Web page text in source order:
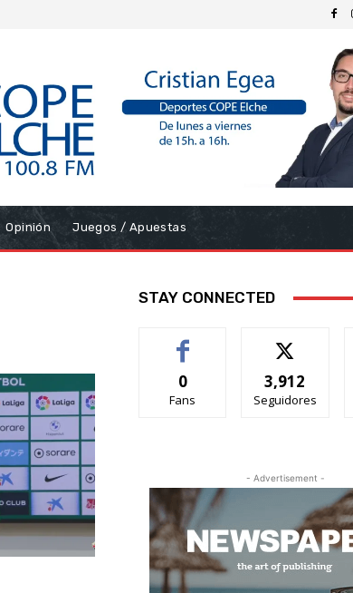
Opinión Juegos / Apuestas
STAY CONNECTED
0
Fans
3,912
Seguidores
- Advertisement -